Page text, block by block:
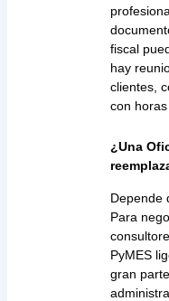
fiscal
hay
clientes,
con
¿Una
Depende
Para
PyMES
gran